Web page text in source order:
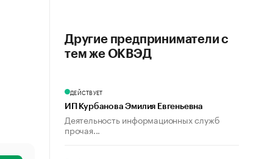
Другие предприниматели с
тем же ОКВЭД
ДЕЙСТВУЕТ
ИП Курбанова Эмилия Евгеньевна
Деятельность информационных служб
прочая...